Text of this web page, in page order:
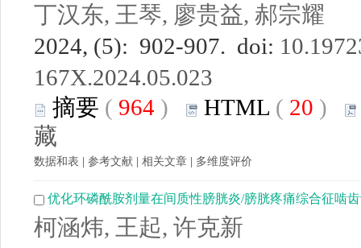
丁汉东, 王琴, 廖贵益, 郝宗耀
2024, (5): 902-907. doi:
167X.2024.05.023
摘要 ( 964 ) HTML ( 20 )
藏
数据和表 参考文献 相关文章 多维度评价
优化环磷酰胺剂量在间质性膀胱炎/膀胱疼痛综合征啮
柯涵炜, 王起, 许克新